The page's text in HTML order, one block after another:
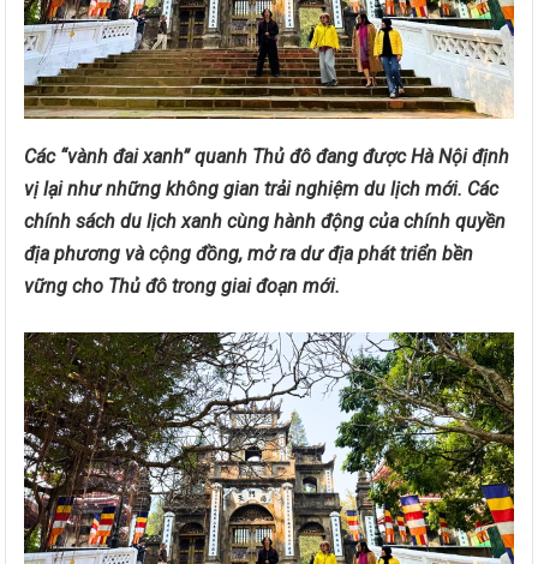
Các “vành đai xanh” quanh Thủ đô đang được Hà Nội định
vị lại như những không gian trải nghiệm du lịch mới. Các
chính sách du lịch xanh cùng hành động của chính quyền
địa phương và cộng đồng, mở ra dư địa phát triển bền
vững cho Thủ đô trong giai đoạn mới.